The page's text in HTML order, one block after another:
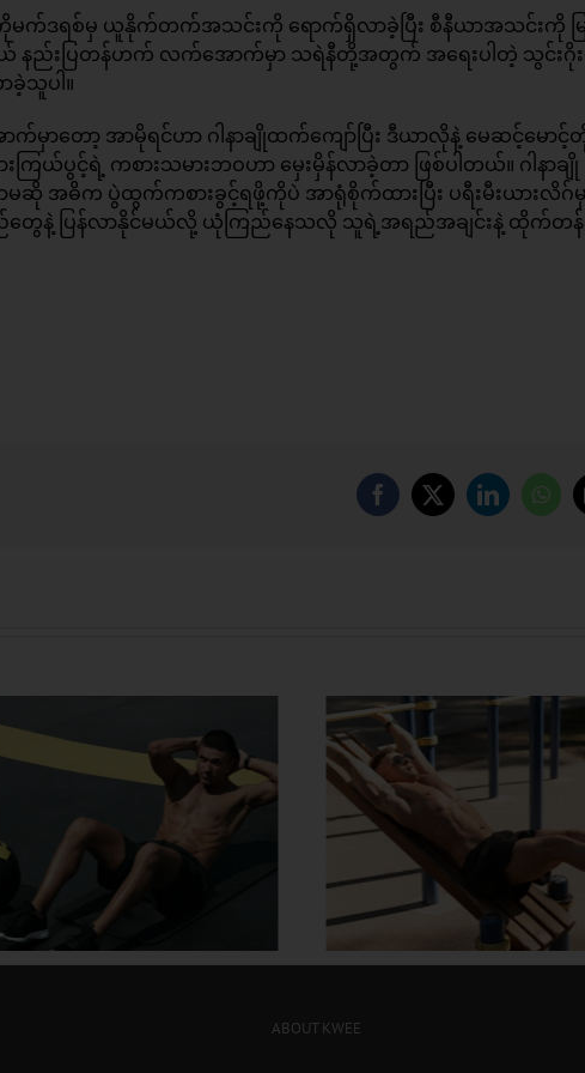
ဒရစ်မှ ယူနိုက်တက်အသင်းကို ရောက်ရှိလာခဲ့ပြီး စီနီယာအသင်းကို မ
နည်းပြတန်ဟက် လက်အောက်မှာ သရဲနီတို့အတွက် အရေးပါတဲ့ သွင်းဂို
ခဲ့သူပါ။
ာတော့ အာမိုရင်ဟာ ဂါနာချိုထက်ကျော်ပြီး ဒီယာလိုနဲ့ မေဆင့်မော
ကြယ်ပွင့်ရဲ့ ကစားသမားဘဝဟာ မှေးမှိန်လာခဲ့တာ ဖြစ်ပါတယ်။ ဂါနာချို
အဓိက ပွဲထွက်ကစားခွင့်ရဖို့ကိုပဲ အာရုံစိုက်ထားပြီး ပရီးမီးယားလိဂ်မှ
ည်တွေနဲ့ ပြန်လာနိုင်မယ်လို့ ယုံကြည်နေသလို သူရဲ့အရည်အချင်းနဲ့ ထိုက်တန်
Facebook
X LinkedIn
အိမ်တွင်း လေ့ကျင့်ခန်း တွေနဲ့
ဗိုက်အဆီတွေ ဒီလိုဖြုတ်
အသက်ကြီးတဲ့အထိ ဖ
လန်း ထဖို့ စိတ်ကူး
ABOUT KWEE